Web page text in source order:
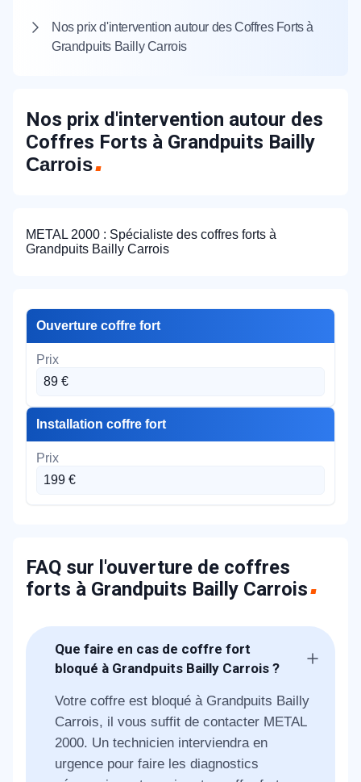
Nos prix d'intervention autour des Coffres Forts à
Grandpuits Bailly Carrois
Nos prix d'intervention autour des
Coffres Forts à Grandpuits Bailly
Carrois
METAL 2000 : Spécialiste des coffres forts à
Grandpuits Bailly Carrois
Ouverture coffre fort
89 €
Installation coffre fort
199 €
FAQ sur l'ouverture de coffres
forts à Grandpuits Bailly Carrois
Que faire en cas de coffre fort
bloqué à Grandpuits Bailly Carrois ?
Votre coffre est bloqué à Grandpuits Bailly
Carrois, il vous suffit de contacter METAL
2000. Un technicien interviendra en
urgence pour faire les diagnostics